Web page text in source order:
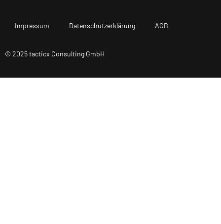
Impressum Datenschutzerklärung AGB
© 2025 tacticx Consulting GmbH